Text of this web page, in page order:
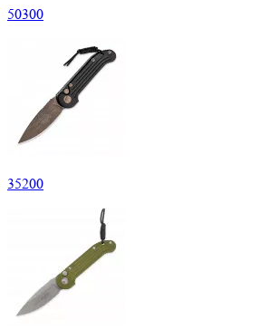
50300
35200